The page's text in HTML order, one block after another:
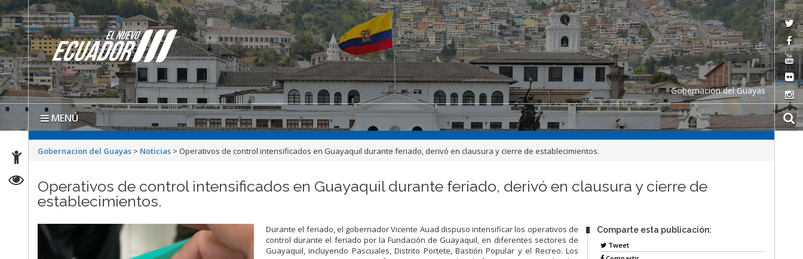
Gobernacion del Guayas
MENÚ
Gobernacion del Guayas > Noticias > Operativos de control intensificados en Guayaquil durante feriado, derivó en clausura y cierre de establecimientos.
Operativos de control intensificados en Guayaquil durante feriado, derivó en clausura y cierre de
establecimientos.
Durante el feriado, el gobernador Vicente Auad dispuso intensificar los operativos de
control durante el feriado por la Fundación de Guayaquil, en diferentes sectores de
Guayaquil, incluyendo Pascuales, Distrito Portete, Bastión Popular y el Recreo. Los
Comparte esta publicación:
Tweet